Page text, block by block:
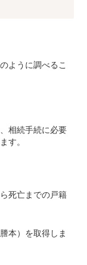
ように調べるこ
相続手続に必要
す。
死亡までの戸籍
本）を取得しま